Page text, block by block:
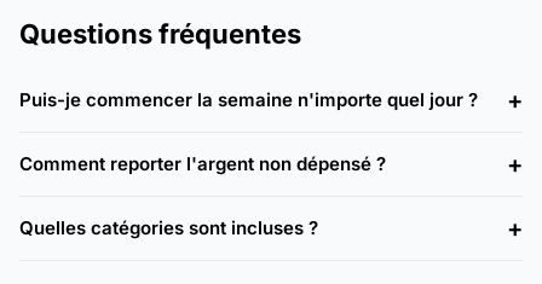
Questions fréquentes
Puis-je commencer la semaine n'importe quel jour ?
Comment reporter l'argent non dépensé ?
Quelles catégories sont incluses ?